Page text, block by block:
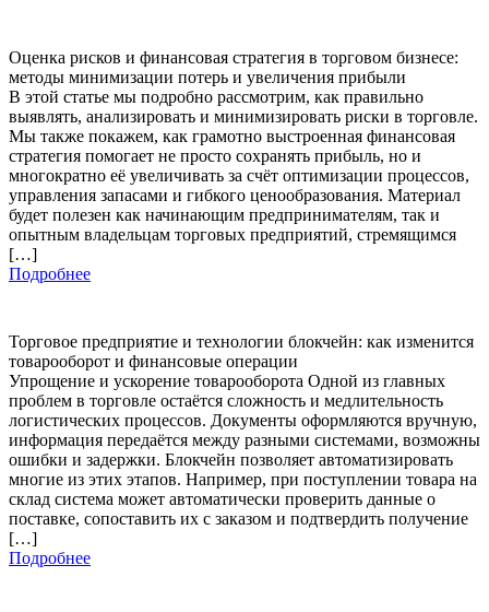
Оценка рисков и финансовая стратегия в торговом бизнесе:
методы минимизации потерь и увеличения прибыли
В этой статье мы подробно рассмотрим, как правильно
выявлять, анализировать и минимизировать риски в торговле.
Мы также покажем, как грамотно выстроенная финансовая
стратегия помогает не просто сохранять прибыль, но и
многократно её увеличивать за счёт оптимизации процессов,
управления запасами и гибкого ценообразования. Материал
будет полезен как начинающим предпринимателям, так и
опытным владельцам торговых предприятий, стремящимся
[…]
Подробнее
Торговое предприятие и технологии блокчейн: как изменится
товарооборот и финансовые операции
Упрощение и ускорение товарооборота Одной из главных
проблем в торговле остаётся сложность и медлительность
логистических процессов. Документы оформляются вручную,
информация передаётся между разными системами, возможны
ошибки и задержки. Блокчейн позволяет автоматизировать
многие из этих этапов. Например, при поступлении товара на
склад система может автоматически проверить данные о
поставке, сопоставить их с заказом и подтвердить получение
[…]
Подробнее